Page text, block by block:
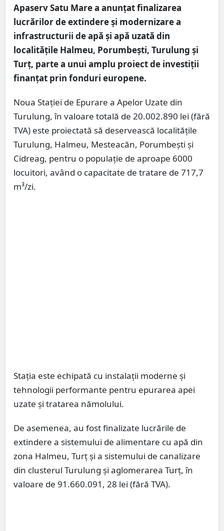
Apaserv Satu Mare a anunțat finalizarea
lucrărilor de extindere și modernizare a
infrastructurii de apă și apă uzată din
localitățile Halmeu, Porumbești, Turulung și
Turț, parte a unui amplu proiect de investiții
finanțat prin fonduri europene.
Noua Stației de Epurare a Apelor Uzate din
Turulung, în valoare totală de 20.002.890 lei (fără
TVA) este proiectată să deservească localitățile
Turulung, Halmeu, Mesteacăn, Porumbești și
Cidreag, pentru o populație de aproape 6000
locuitori, având o capacitate de tratare de 717,7
m³/zi.
Stația este echipată cu instalații moderne și
tehnologii performante pentru epurarea apei
uzate și tratarea nămolului.
De asemenea, au fost finalizate lucrările de
extindere a sistemului de alimentare cu apă din
zona Halmeu, Turț și a sistemului de canalizare
din clusterul Turulung și aglomerarea Turț, în
valoare de 91.660.091, 28 lei (fără TVA).